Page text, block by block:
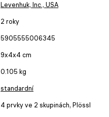
Levenhuk, Inc., USA
2 roky
5905555006345
9x4x4 cm
0.105 kg
standardní
4 prvky ve 2 skupinách, Plössl